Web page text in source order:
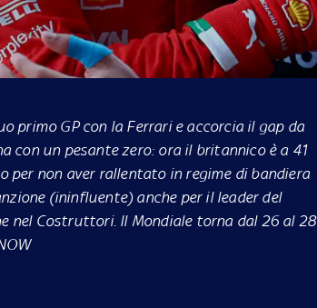
primo GP con la Ferrari e accorcia il gap da
con un pesante zero: ora il britannico è a 41
per non aver rallentato in regime di bandiera
(ininfluente) anche per il leader del
nel Costruttori. Il Mondiale torna dal 26 al 28